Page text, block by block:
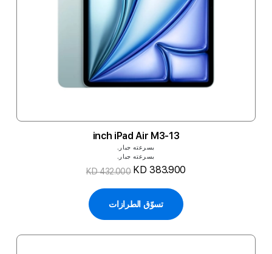
13-inch iPad Air M3
بسرعته جبار.
بسرعته جبار.
KD 383.900
KD 432.000
تسوّق الطرازات